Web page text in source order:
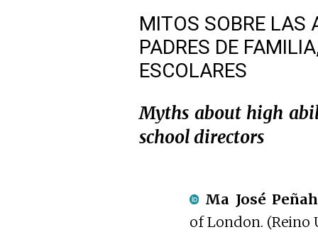
MITOS SOBRE LAS
PADRES DE
ESCOLARES
Myths about high
school directors
Ma José
of London. (Reino